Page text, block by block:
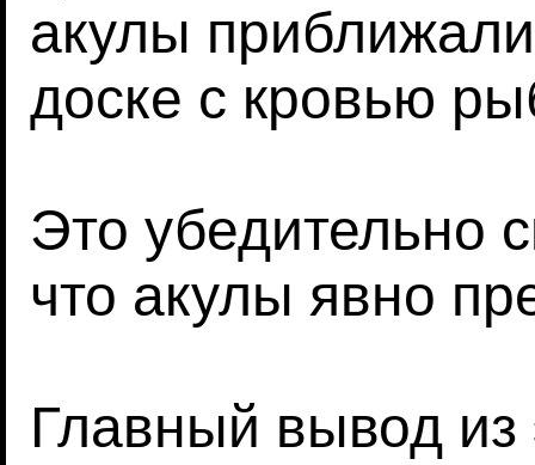
акулы
доске с кровью
Это убедительно
что акулы явно
Главный вывод из